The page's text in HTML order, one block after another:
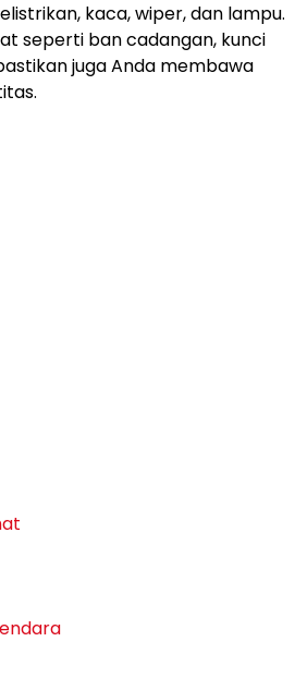
kaca, wiper, dan lampu.
seperti ban cadangan, kunci
juga Anda membawa